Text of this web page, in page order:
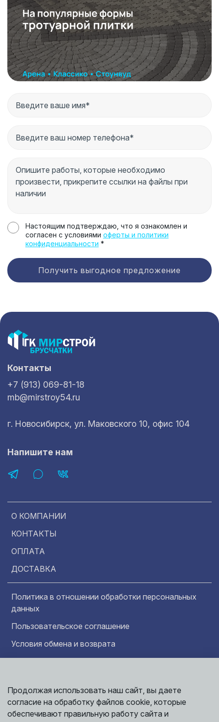
Настоящим подтверждаю, что я ознакомлен и
согласен с условиями оферты и политики
конфиденциальности *
Получить выгодное предложение
О КОМПАНИИ
КОНТАКТЫ
ОПЛАТА
ДОСТАВКА
Политика в отношении обработки персональных
данных
Пользовательское соглашение
Условия обмена и возврата
Контакты
+7 (913) 069-81-18
mb@mirstroy54.ru
г. Новосибирск, ул. Маковского 10, офис 104
Напишите нам
Информация представленная на сайте
носит исключительно ознакомительный
характер и ни при каких условиях не может
считаться публичной офертой. Точные
Продолжая использовать наш сайт, вы даете
согласие на обработку файлов cookie, которые
обеспечивают правильную работу сайта и
обработки